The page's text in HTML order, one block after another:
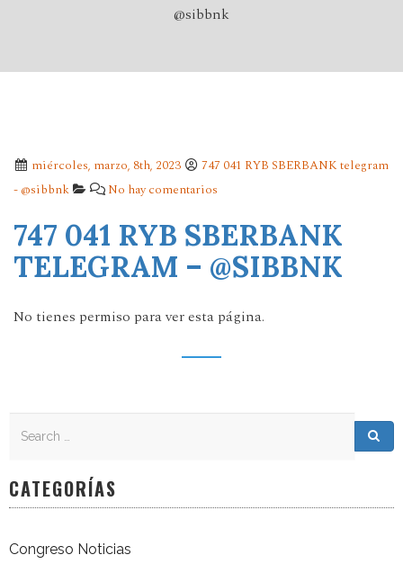
@sibbnk
miércoles, marzo, 8th, 2023
747 041 RYB SBERBANK telegram
- @sibbnk
No hay comentarios
747 041 RYB SBERBANK
TELEGRAM – @SIBBNK
No tienes permiso para ver esta página.
CATEGORÍAS
Congreso Noticias